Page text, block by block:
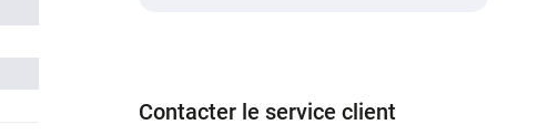
Contacter le service client